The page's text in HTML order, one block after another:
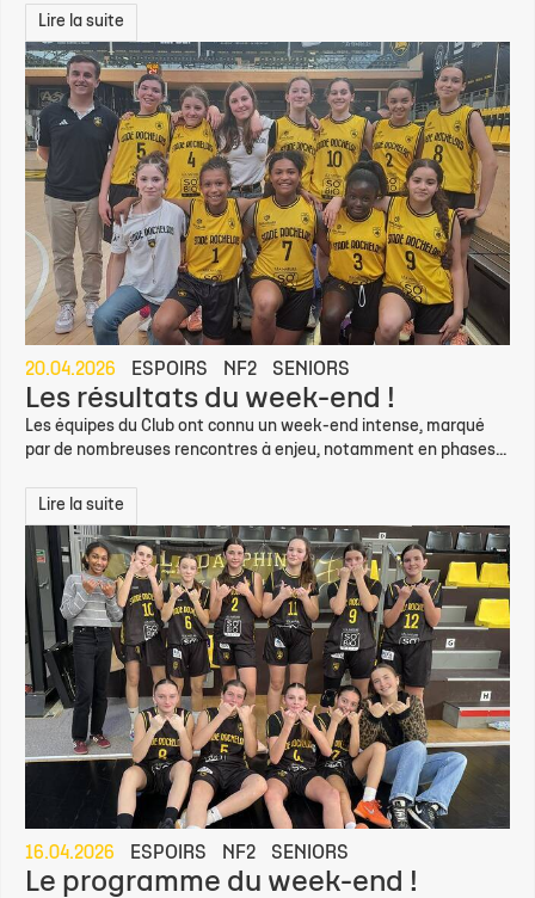
Lire la suite
20.04.2026 ESPOIRS NF2 SENIORS
Les résultats du week-end !
Les équipes du Club ont connu un week-end intense, marqué
par de nombreuses rencontres à enjeu, notamment en phases...
Lire la suite
16.04.2026 ESPOIRS NF2 SENIORS
Le programme du week-end !